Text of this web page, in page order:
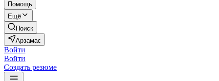
Помощь
Ещё
Поиск
Арзамас
Войти
Войти
Создать резюме